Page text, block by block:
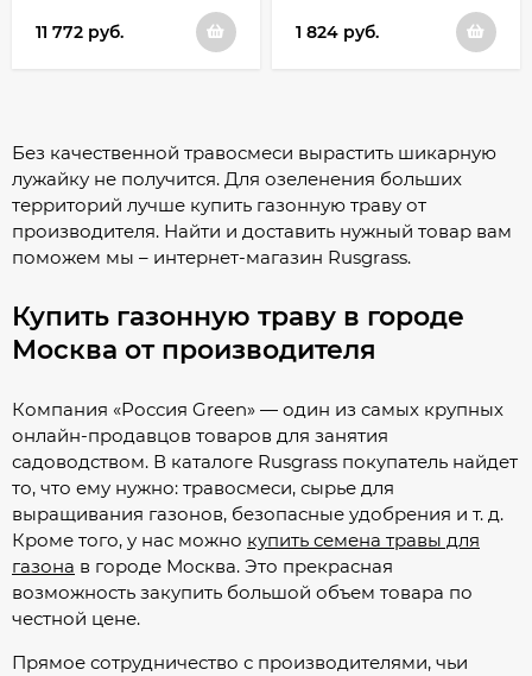
11 772 руб. 1 824 руб.
Без качественной травосмеси вырастить шикарную
лужайку не получится. Для озеленения больших
территорий лучше купить газонную траву от
производителя. Найти и доставить нужный товар вам
поможем мы – интернет-магазин Rusgrass.
Купить газонную траву в городе
Москва от производителя
Компания «Россия Green» — один из самых крупных
онлайн-продавцов товаров для занятия
садоводством. В каталоге Rusgrass покупатель найдет
то, что ему нужно: травосмеси, сырье для
выращивания газонов, безопасные удобрения и т. д.
Кроме того, у нас можно купить семена травы для
газона в городе Москва. Это прекрасная
возможность закупить большой объем товара по
честной цене.
Прямое сотрудничество с производителями, чьи